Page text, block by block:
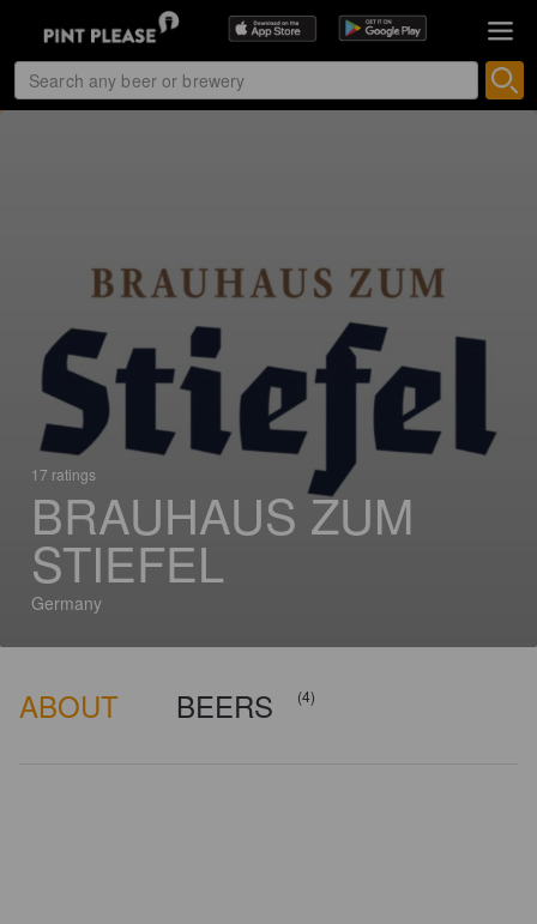
17 ratings
BRAUHAUS ZUM
STIEFEL
Germany
ABOUT BEERS (4)